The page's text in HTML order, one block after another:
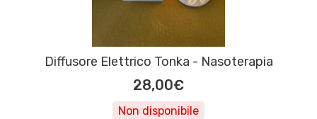
Diffusore Elettrico Tonka - Nasoterapia
28,00€
Non disponibile